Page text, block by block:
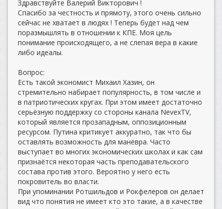
Здравствуйте Валерий Викторович !
Спасибо за честность и прямоту, этого очень сильно
сейчас не хватает в людях ! Теперь будет над чем
поразмышлять в отношении к КПЕ. Моя цель
понимание происходящего, а не слепая вера в какие
либо идеалы.
Вопрос:
Есть такой экономист Михаил Хазин, он
стремительно набирает популярность, в том числе и
в патриотических кругах. При этом имеет достаточно
серьёзную поддержку со стороны канала NevexTV,
который является прозападным, оппозиционным
ресурсом. Путина критикует аккуратно, так что бы
оставлять возможность для манёвра. Часто
выступает во многих экономических школах и как сам
признаётся некоторая часть преподавательского
состава против этого. Вероятно у него есть
покровитель во власти.
При упоминании Ротшильдов и Рокфелеров он делает
вид что понятия не имеет кто это такие, а в качестве